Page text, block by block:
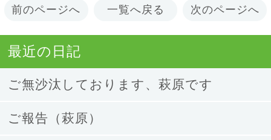
前のページへ 一覧へ戻る 次のページへ
最近の日記
ご無沙汰しております、萩原です
ご報告（萩原）